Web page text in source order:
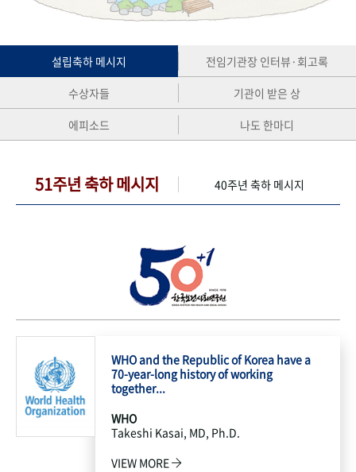
VR 역사관
설립축하 메시지
전임기관장 인터뷰·회고록
수상자들
기관이 받은 상
에피소드
나도 한마디
51주년 축하 메시지 40주년 축하 메시지
WHO and the Republic of Korea have a
70-year-long history of working
together...
WHO
Takeshi Kasai, MD, Ph.D.
VIEW MORE